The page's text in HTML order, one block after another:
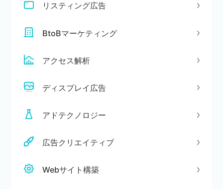
リスティング広告
BtoBマーケティング
アクセス解析
ディスプレイ広告
アドテクノロジー
広告クリエイティブ
Webサイト構築